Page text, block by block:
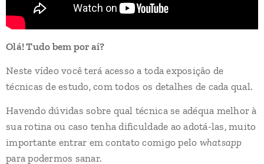
Olá! Tudo bem por aí?
Neste vídeo você terá acesso a toda exposição de
técnicas de estudo, com todos os detalhes de cada qual.
Havendo dúvidas sobre qual técnica se adéqua melhor à
sua rotina ou caso tenha dificuldade ao adotá-las, muito
importante entrar em contato comigo pelo whatsapp
para podermos sanar.